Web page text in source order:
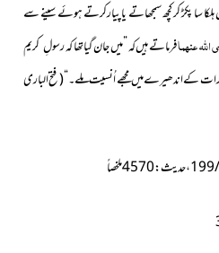
سا پکڑ کر کچھ سمجھاتے یا پیارکرتے ہوئے سینے سے
اللہ عنہمافرماتے ہیں کہ ”میں جان گیا تھا کہرسولِ کریم
رات کے اندھیرےمیں مجھے اُنسیت ملے۔“ ( فتح الباری